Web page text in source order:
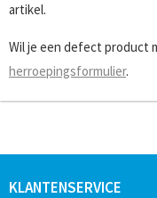
artikel.
Wil je een defect product
herroepingsformulier.
KLANTENSERVICE